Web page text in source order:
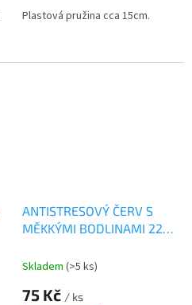
Plastová pružina cca 15cm.
ANTISTRESOVÝ ČERV S
MĚKKÝMI BODLINAMI 22
Skladem (>5 ks)
75 Kč / ks